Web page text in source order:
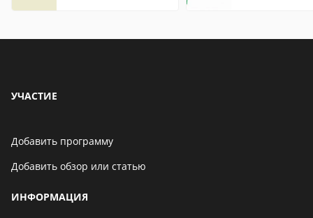
УЧАСТИЕ
Добавить программу
Добавить обзор или статью
ИНФОРМАЦИЯ